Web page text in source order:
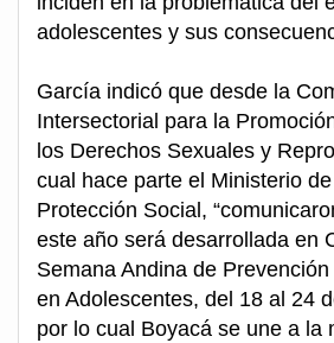
adolescentes y sus
García indicó que desde la
Intersectorial para la
los Derechos Sexuales y
cual hace parte el Ministerio
Protección Social,
este año será desarrollada en
Semana Andina de
en Adolescentes, del 18 al 24
por lo cual Boyacá se une a la